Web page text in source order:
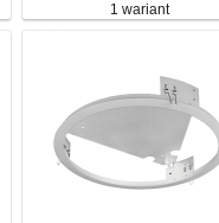
1 wariant